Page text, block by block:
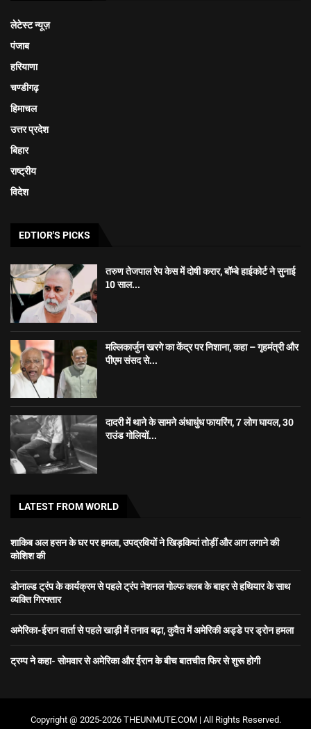
लेटेस्ट न्यूज़
पंजाब
हरियाणा
चण्डीगढ़
हिमाचल
उत्तर प्रदेश
बिहार
राष्ट्रीय
विदेश
EDTIOR'S PICKS
तरुण तेजपाल रेप केस में दोषी करार, बॉम्बे हाईकोर्ट ने सुनाई
10 साल...
मल्लिकार्जुन खरगे का केंद्र पर निशाना, कहा – गृहमंत्री और
पीएम संसद से...
दादरी में थाने के सामने अंधाधुंध फायरिंग, 7 लोग घायल, 30
राउंड गोलियों...
LATEST FROM WORLD
शाकिब अल हसन के घर पर हमला, उपद्रवियों ने खिड़कियां तोड़ीं और आग लगाने की
कोशिश की
डोनाल्ड ट्रंप के कार्यक्रम से पहले ट्रंप नेशनल गोल्फ क्लब के बाहर से हथियार के साथ
व्यक्ति गिरफ्तार
अमेरिका-ईरान वार्ता से पहले खाड़ी में तनाव बढ़ा, कुवैत में अमेरिकी अड्डे पर ड्रोन हमला
ट्रम्प ने कहा- सोमवार से अमेरिका और ईरान के बीच बातचीत फिर से शुरू होगी
Copyright @ 2025-2026 THEUNMUTE.COM | All Rights Reserved.